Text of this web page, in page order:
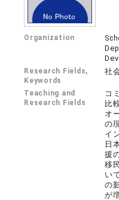
Organization
Research Fields,
Keywords
社
Teaching and
Research Fields
コ
比
オ
の
イ
日
援
移
い
の
が